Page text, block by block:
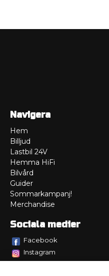
Navigera
Hem
Billjud
Lastbil 24V
Hemma HiFi
Bilvård
Guider
Sommarkampanj!
Merchandise
Sociala medier
Facebook
Instagram